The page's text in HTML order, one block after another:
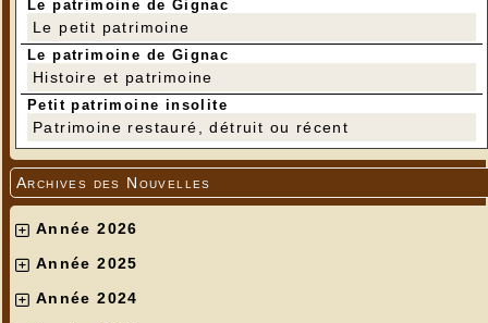
Le patrimoine de Gignac
Le petit patrimoine
Le patrimoine de Gignac
Histoire et patrimoine
Petit patrimoine insolite
Patrimoine restauré, détruit ou récent
Archives des Nouvelles
Année 2026
Année 2025
Année 2024